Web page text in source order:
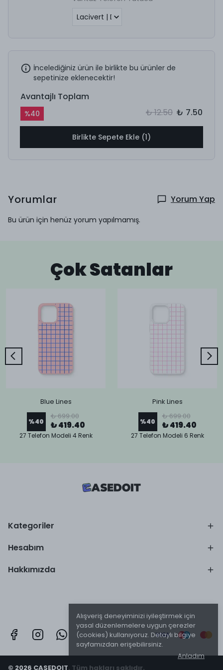
Alışveriş deneyiminizi iyileştirmek için
yasal düzenlemelere uygun çerezler
(cookies) kullanıyoruz. Detaylı bilgiye
sayfamızdan erişebilirsiniz.
Anladım
İncelediğiniz ürün ile birlikte bu ürünler de
sepetinize eklenecektir!
Avantajlı Toplam
%40 ₺ 12.50 ₺ 7.50
Birlikte Sepete Ekle (1)
Yorumlar Yorum Yap
Bu ürün için henüz yorum yapılmamış.
Çok Satanlar
Blue Lines
%40
₺ 699.00
₺ 419.40
27 Telefon Modeli 4 Renk
Pink Lines
%40
₺ 699.00
₺ 419.40
27 Telefon Modeli 6 Renk
Kategoriler
Hesabım
Hakkımızda
© 2026 CASEDOIT. Tüm hakları saklıdır.